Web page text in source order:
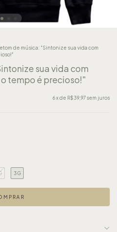
de música: "Sintonize sua vida com
sua vida com
tempo é precioso!"
6x de R$39,97 sem juros
3G